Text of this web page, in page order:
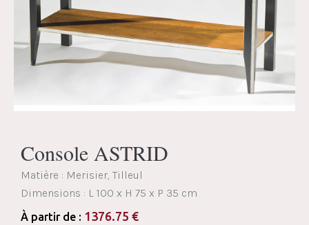
Console ASTRID
Matière : Merisier, Tilleul
Dimensions : L 100 x H 75 x P 35 cm
À partir de : 1376.75 €